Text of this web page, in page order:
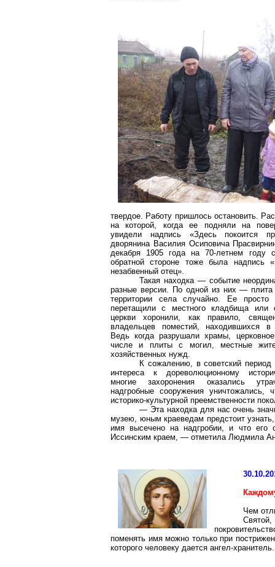
твердое. Работу пришлось остановить.
на которой, когда ее подняли на
увидели надпись «Здесь покоится
дворянина Василия Осиповича
декабря 1905 года на 70-летнем году
обратной стороне тоже была надпись
незабвенный отец».
Такая находка — событие
разные версии. По одной из них — плита
территории села случайно. Ее просто
перетащили с местного кладбища
церкви хоронили, как правило,
владельцев поместий, находившихся в
Ведь когда разрушали храмы,
числе и плиты с могил, местные
хозяйственных нужд.
К сожалению, в советский
интереса к дореволюционному
многие захоронения оказались
надгробные сооружения уничтожались,
историко-культурной преемственности
— Эта находка для нас очень
музею, юным краеведам предстоит
имя высечено на надгробии, и что его
Иссинским краем, — отметила Людмила
Чем
Святой,
поменять имя можно только при
которого человеку дается ангел-хранитель.